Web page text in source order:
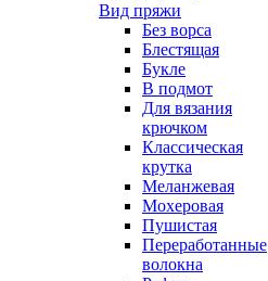
Вид пряжи
Без ворса
Блестящая
Букле
В подмот
Для вязания
крючком
Классическая
крутка
Меланжевая
Мохеровая
Пушистая
Переработанные
волокна